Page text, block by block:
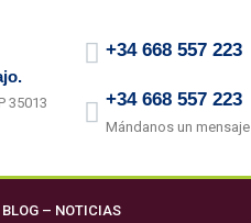
35013
+34 668 557 223
+34 668 557 223
Mándanos un mensaje
BLOG – NOTICIAS